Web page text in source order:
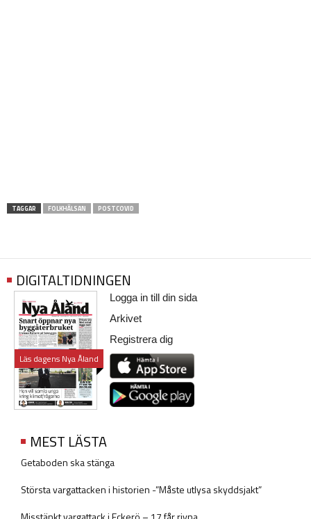
TAGGAR FOLKHÄLSAN POSTCOVID
DIGITALTIDNINGEN
Läs dagens Nya Åland
Logga in till din sida
Arkivet
Registrera dig
MEST LÄSTA
Getaboden ska stänga
Största vargattacken i historien -”Måste utlysa skyddsjakt”